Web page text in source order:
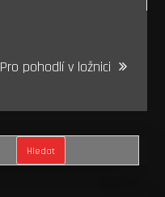
Pro pohodlí v ložnici
Hledat